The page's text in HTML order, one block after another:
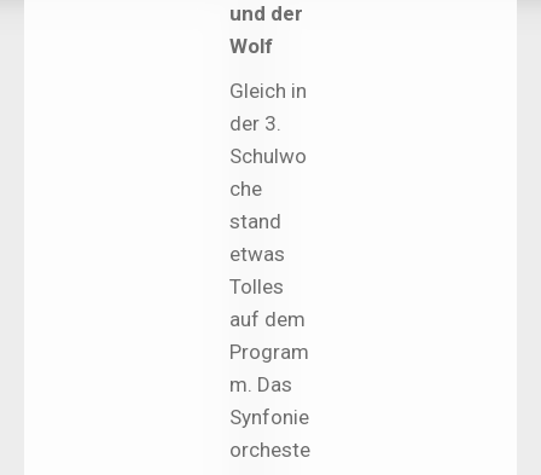
und der
Wolf
Gleich in
der 3.
Schulwo
che
stand
etwas
Tolles
auf dem
Program
m. Das
Synfonie
orcheste